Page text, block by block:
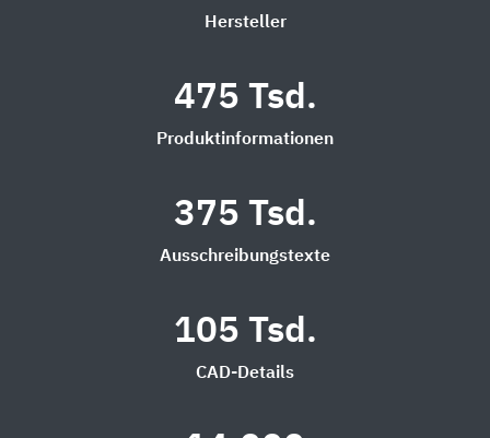
Hersteller
475 Tsd.
Produktinformationen
375 Tsd.
Ausschreibungstexte
105 Tsd.
CAD-Details